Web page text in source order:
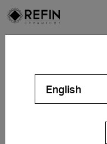
English